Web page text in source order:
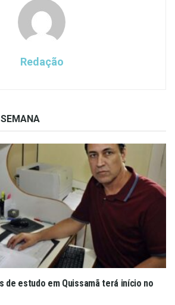
Redação
de estudo em Quissamã terá início no